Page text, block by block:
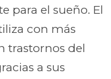
para el sueño. El
con más
trastornos del
a sus